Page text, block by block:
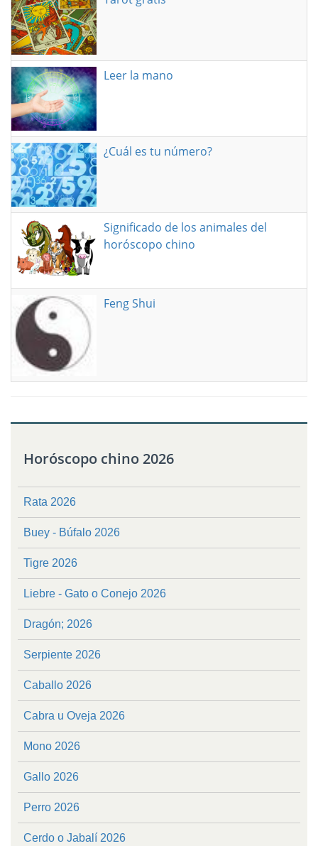
Leer la mano
¿Cuál es tu número?
Significado de los animales del
horóscopo chino
Feng Shui
Horóscopo chino 2026
Rata 2026
Buey - Búfalo 2026
Tigre 2026
Liebre - Gato o Conejo 2026
Dragón; 2026
Serpiente 2026
Caballo 2026
Cabra u Oveja 2026
Mono 2026
Gallo 2026
Perro 2026
Cerdo o Jabalí 2026